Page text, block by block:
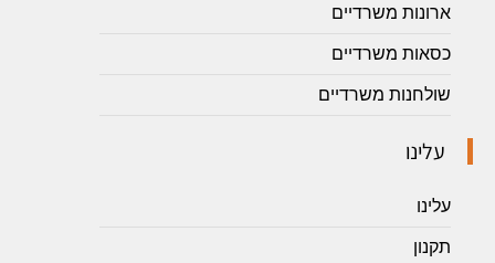
ארונות משרדיים
כסאות משרדיים
שולחנות משרדיים
עלינו
עלינו
תקנון